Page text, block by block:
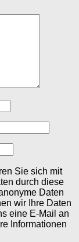
Sie sich mit
durch diese
Daten
wir Ihre Daten
eine E-Mail an
Informationen